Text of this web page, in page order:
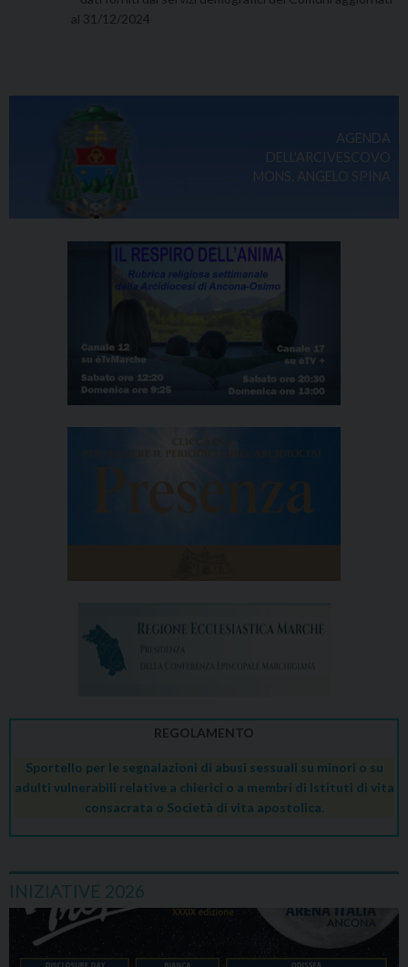
al 31/12/2024
AGENDA
DELL'ARCIVESCOVO
MONS. ANGELO SPINA
REGOLAMENTO
Sportello per le segnalazioni di abusi sessuali su minori o su
adulti vulnerabili relative a chierici o a membri di Istituti di vita
consacrata o Società di vita apostolica.
INIZIATIVE 2026